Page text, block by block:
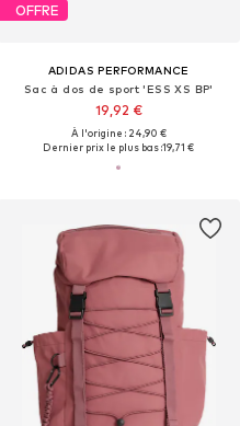
OFFRE
ADIDAS PERFORMANCE
Sac à dos de sport 'ESS XS BP'
19,92 €
À l'origine : 24,90 €
Dernier prix le plus bas :19,71 €